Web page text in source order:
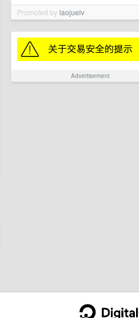
Promoted bylaojuelv
Advertisement